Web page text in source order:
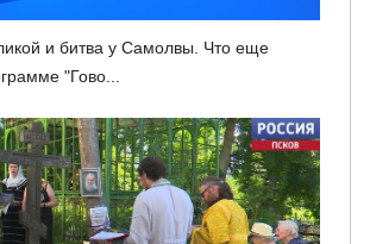
и битва у Самолвы. Что еще
"Гово...